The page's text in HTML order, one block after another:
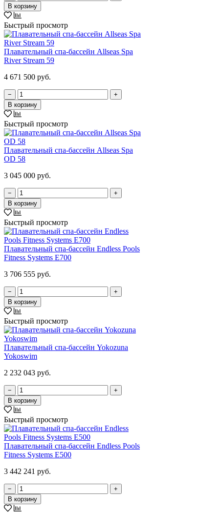
В корзину
Быстрый просмотр
Плавательный спа-бассейн Allseas Spa
River Stream 59
4 671 500 руб.
−
+
В корзину
Быстрый просмотр
Плавательный спа-бассейн Allseas Spa
OD 58
3 045 000 руб.
−
+
В корзину
Быстрый просмотр
Плавательный спа-бассейн Endless Pools
Fitness Systems E700
3 706 555 руб.
−
+
В корзину
Быстрый просмотр
Плавательный спа-бассейн Yokozuna
Yokoswim
2 232 043 руб.
−
+
В корзину
Быстрый просмотр
Плавательный спа-бассейн Endless Pools
Fitness Systems E500
3 442 241 руб.
−
+
В корзину